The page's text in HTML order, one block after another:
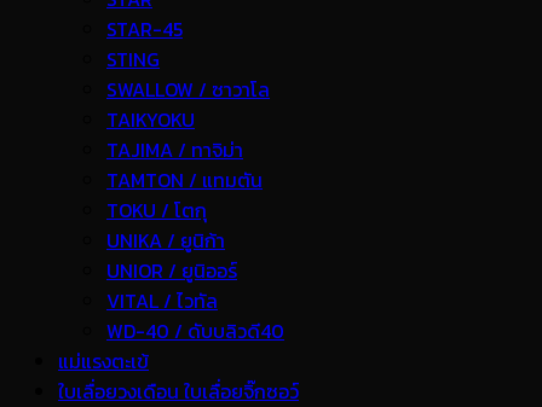
STAR-45
STING
SWALLOW / ซาวาโล
TAIKYOKU
TAJIMA / ทาจิม่า
TAMTON / แทมตัน
TOKU / โตกุ
UNIKA / ยูนิก้า
UNIOR / ยูนิออร์
VITAL / ไวทัล
WD-40 / ดับบลิวดี40
แม่แรงตะเข้
ใบเลื่อยวงเดือน ใบเลื่อยจิ๊กซอว์